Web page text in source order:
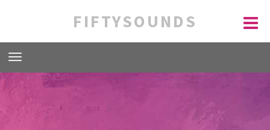
FIFTYSOUNDS